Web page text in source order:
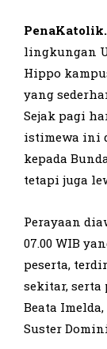
lingkungan
Hippo
yang
Sejak pagi
istimewa ini
kepada
tetapi juga
Perayaan
07.00 WIB
peserta,
sekitar, serta
Beata
Suster